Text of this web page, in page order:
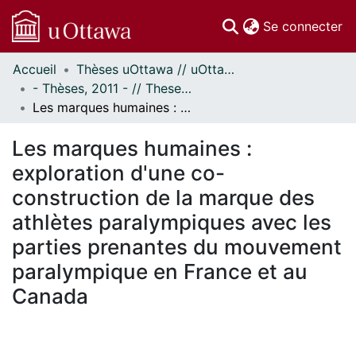
Se connecter
Communautés
et collections
Parcourir
À propos
Accueil
Thèses uOttawa // uOttawa Theses
- Thèses, 2011 - // Theses, 2011 -
Les marques humaines : exploration d'une co-construction de la marque des athlètes paralympiques avec les parties prenantes du mouvement paralympique en France et au Canada
Les marques humaines :
exploration d'une co-
construction de la marque des
athlètes paralympiques avec les
parties prenantes du mouvement
paralympique en France et au
Canada